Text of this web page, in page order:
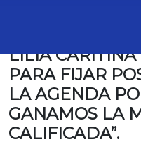
LILIA CARITINA
PARA FIJAR
LA AGENDA
GANAMOS LA
CALIFICADA”.